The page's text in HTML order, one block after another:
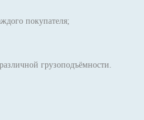
покупателя;
грузоподъёмности.